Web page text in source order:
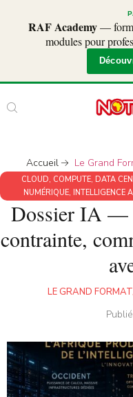
RAF Academy—
modules pour
Accueil Le Grand
CLOUD, COMPUTE, DATA
NUMÉRIQUE, INTELLIGENCE
Dossier IA —
contrainte,
LE GRAND FORMAT,